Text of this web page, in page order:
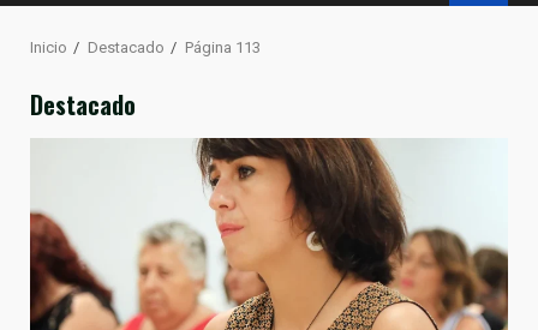
Inicio Destacado Página 113
Destacado